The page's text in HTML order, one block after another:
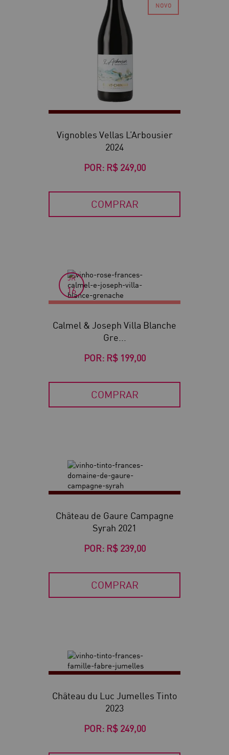
Vignobles Vellas L’Arbousier
2024
POR: R$ 249,00
COMPRAR
JR
16
Calmel & Joseph Villa Blanche
Gre...
POR: R$ 199,00
COMPRAR
Château de Gaure Campagne
Syrah 2021
POR: R$ 239,00
COMPRAR
Château du Luc Jumelles Tinto
2023
POR: R$ 249,00